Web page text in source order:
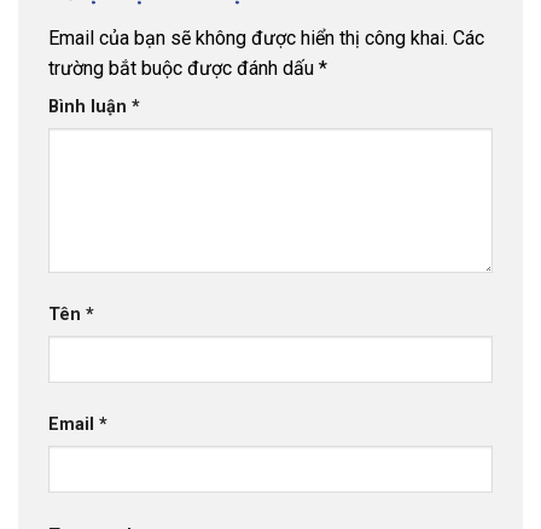
Email của bạn sẽ không được hiển thị công khai. Các
trường bắt buộc được đánh dấu *
Bình luận *
Tên *
Email *